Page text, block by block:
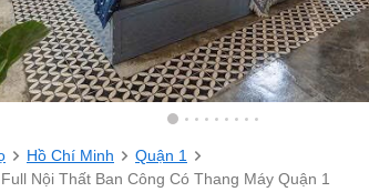
Hồ Chí Minh
Quận 1
Nội Thất Ban Công Có Thang Máy Quận 1